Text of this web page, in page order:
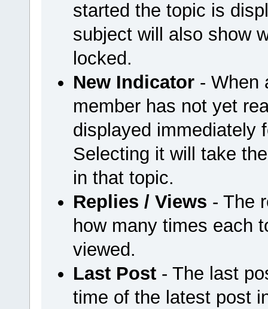
started the topic is
subject will also show
locked.
New Indicator- When
member has not yet
displayed immediately
Selecting it will take
in that topic.
Replies / Views - The
how many times each
viewed.
Last Post- The last
time of the latest post